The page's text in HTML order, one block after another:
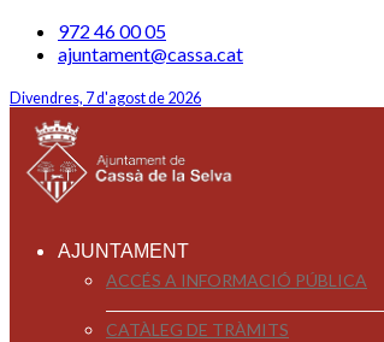
972 46 00 05
ajuntament@cassa.cat
Divendres, 7 d'agost de 2026
AJUNTAMENT
ACCÉS A INFORMACIÓ PÚBLICA
CATÀLEG DE TRÀMITS